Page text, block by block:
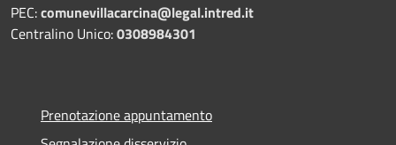
PEC:comunevillacarcina@legal.intred.it
Centralino Unico:0308984301
Prenotazione appuntamento